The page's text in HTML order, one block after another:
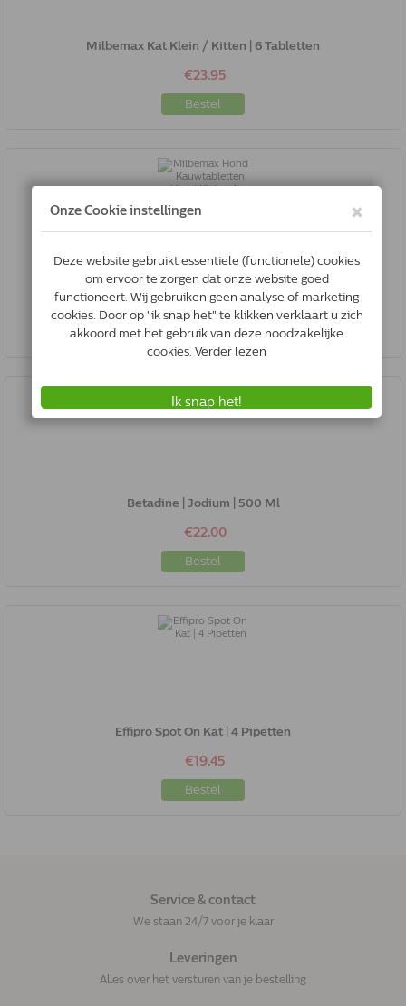
Milbemax Kat Klein / Kitten | 6 Tabletten
€23.95
Bestel
Milbemax Hond Kauwtabletten Hond Klein | 4 Tabletten
€16.60
Bestel
Betadine | Jodium | 500 Ml
€22.00
Bestel
Effipro Spot On Kat | 4 Pipetten
€19.45
Bestel
Service & contact
We staan 24/7 voor je klaar
Leveringen
Alles over het versturen van je bestelling